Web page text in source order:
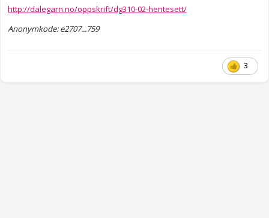
http://dalegarn.no/oppskrift/dg310-02-hentesett/
Anonymkode: e2707...759
3